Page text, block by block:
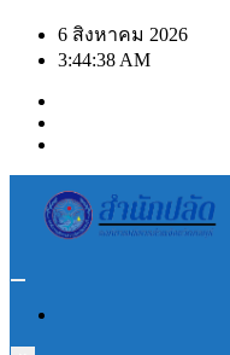
Skip
content
6 สิงหาคม 2026
3:44:39 AM